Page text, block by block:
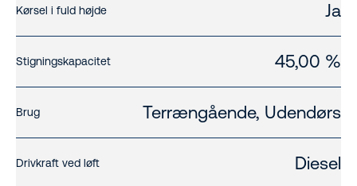
Kørsel i fuld højde Ja
Stigningskapacitet 45,00 %
Brug Terrængående, Udendørs
Drivkraft ved løft Diesel